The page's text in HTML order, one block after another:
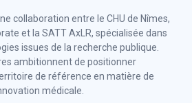
collaboration entre le CHU de Nîmes,
et la SATT AxLR, spécialisée dans
issues de la recherche publique.
ambitionnent de positionner
de référence en matière de
médicale.